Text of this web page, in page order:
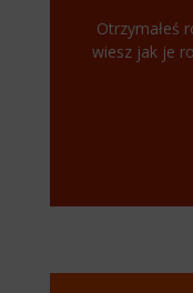
Otrzymałeś
wiesz jak je